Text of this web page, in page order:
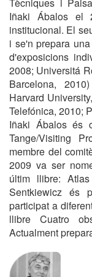
Tècniques i
Iñaki Ábalos el
institucional. El
i se'n prepara
d'exposicions
2008; Universitá
Barcelona,
Harvard
Telefónica, 2010;
Iñaki Ábalos és
Tange/Visiting
membre del
2009 va ser
últim llibre:
Sentkiewicz és
participat a
llibre Cuatro
Actualment